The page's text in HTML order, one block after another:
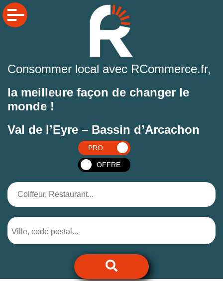
Consommer local avec RCommerce.fr,
la meilleure façon de changer le
monde !
Val de l’Eyre – Bassin d’Arcachon
PRO
OFFRE